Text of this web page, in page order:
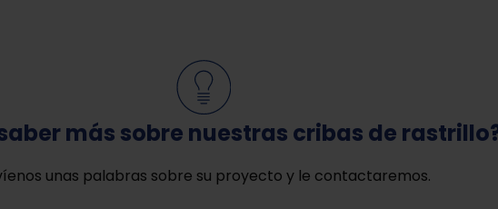
más sobre nuestras cribas de
unas palabras sobre su proyecto y le contactaremos.